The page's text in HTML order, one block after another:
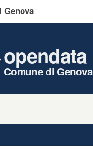
Genova
opendata
Comune di Genova